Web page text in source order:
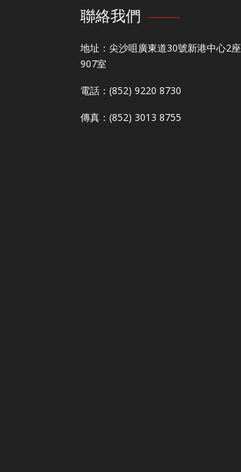
聯絡我們
地址：尖沙咀廣東道30號新港中心2座
907室
電話：(852) 9220 8730
傳真：(852) 3013 8755